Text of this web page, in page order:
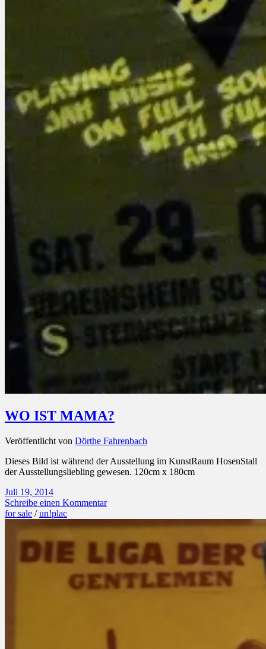
WO IST MAMA?
Veröffentlicht von Dörthe Fahrenbach
Dieses Bild ist während der Ausstellung im KunstRaum HosenStall
der Ausstellungsliebling gewesen. 120cm x 180cm
Juli 19, 2014
Schreibe einen Kommentar
for sale /un!plac